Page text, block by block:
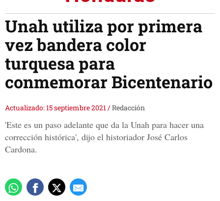
Unah utiliza por primera
vez bandera color
turquesa para
conmemorar Bicentenario
Actualizado: 15 septiembre 2021/Redacción
'Este es un paso adelante que da la Unah para hacer una
corrección histórica', dijo el historiador José Carlos
Cardona.